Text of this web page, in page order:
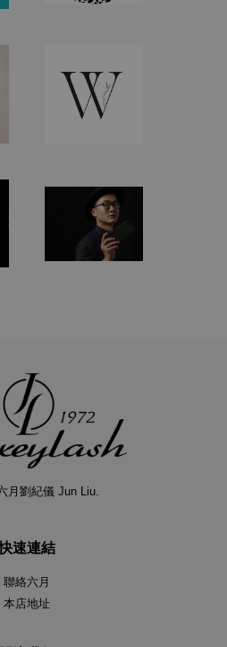
月劉紀儀 Jun Liu.
速連結
聯絡六月
本店地址